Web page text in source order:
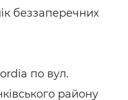
беззаперечних
по вул.
району